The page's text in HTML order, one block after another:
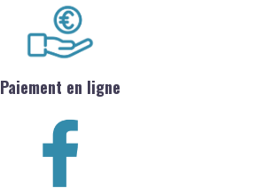
Paiement en ligne